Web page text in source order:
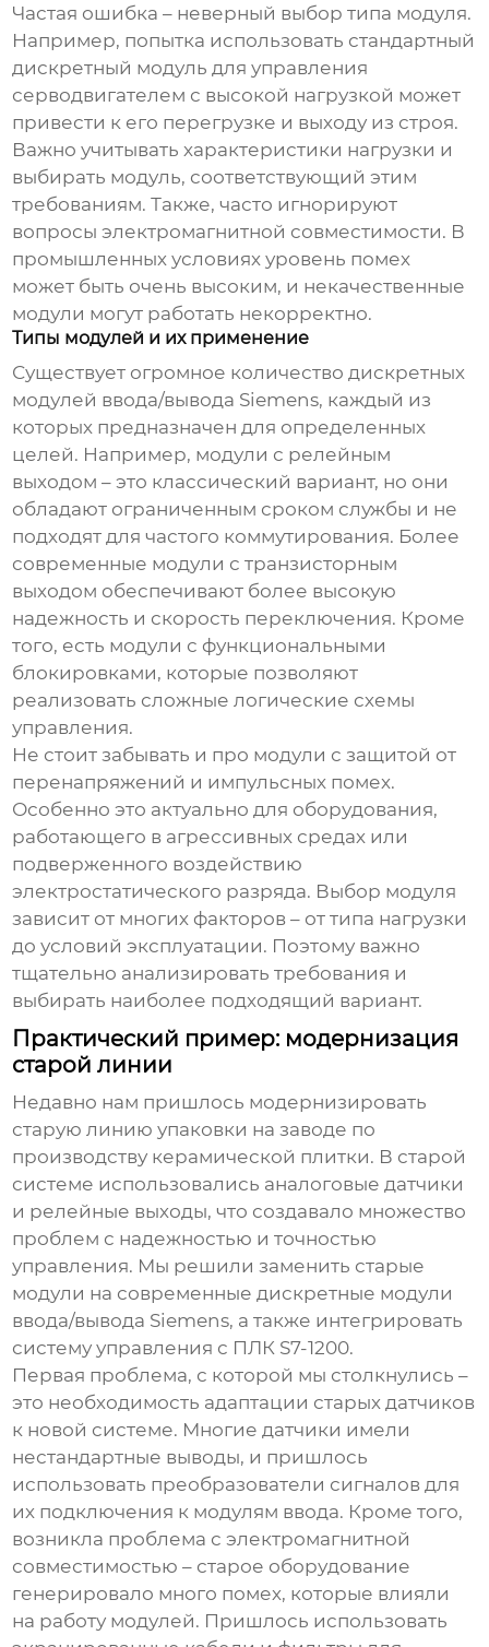
Частая ошибка – неверный выбор типа модуля.
Например, попытка использовать стандартный
дискретный модуль для управления
серводвигателем с высокой нагрузкой может
привести к его перегрузке и выходу из строя.
Важно учитывать характеристики нагрузки и
выбирать модуль, соответствующий этим
требованиям. Также, часто игнорируют
вопросы электромагнитной совместимости. В
промышленных условиях уровень помех
может быть очень высоким, и некачественные
модули могут работать некорректно.
Типы модулей и их применение
Существует огромное количество дискретных
модулей ввода/вывода Siemens, каждый из
которых предназначен для определенных
целей. Например, модули с релейным
выходом – это классический вариант, но они
обладают ограниченным сроком службы и не
подходят для частого коммутирования. Более
современные модули с транзисторным
выходом обеспечивают более высокую
надежность и скорость переключения. Кроме
того, есть модули с функциональными
блокировками, которые позволяют
реализовать сложные логические схемы
управления.
Не стоит забывать и про модули с защитой от
перенапряжений и импульсных помех.
Особенно это актуально для оборудования,
работающего в агрессивных средах или
подверженного воздействию
электростатического разряда. Выбор модуля
зависит от многих факторов – от типа нагрузки
до условий эксплуатации. Поэтому важно
тщательно анализировать требования и
выбирать наиболее подходящий вариант.
Практический пример: модернизация
старой линии
Недавно нам пришлось модернизировать
старую линию упаковки на заводе по
производству керамической плитки. В старой
системе использовались аналоговые датчики
и релейные выходы, что создавало множество
проблем с надежностью и точностью
управления. Мы решили заменить старые
модули на современные дискретные модули
ввода/вывода Siemens, а также интегрировать
систему управления с ПЛК S7-1200.
Первая проблема, с которой мы столкнулись –
это необходимость адаптации старых датчиков
к новой системе. Многие датчики имели
нестандартные выводы, и пришлось
использовать преобразователи сигналов для
их подключения к модулям ввода. Кроме того,
возникла проблема с электромагнитной
совместимостью – старое оборудование
генерировало много помех, которые влияли
на работу модулей. Пришлось использовать